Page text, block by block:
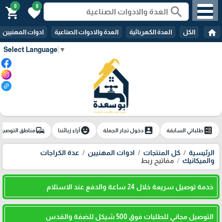
Select Language ▼
search
0
favorite
0
shopping_cart
home الكل العدة الكهربائية العدة والادوات الصناعية ادوات المهنيين
ballotطلباتي السابقة account_boxدخول تجار الجملة emoji_emotionsآراء زبائننا commuteمناطق
الرئيسية كل المنتجات ادوات المهنيين
عدة الكراجات
والميكانيك
مفاتيح ربط
خدمة توصيل سريعة خلال 24 ساعة والدفع عند الاستلام
التوصيل مجاني للطلبات فوق 500 شيكل للضفة والقدس